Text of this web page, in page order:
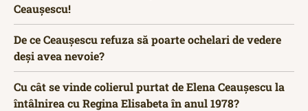
Ceaușescu!
De ce Ceaușescu refuza să poarte ochelari de vedere
deși avea nevoie?
Cu cât se vinde colierul purtat de Elena Ceaușescu la
întâlnirea cu Regina Elisabeta în anul 1978?